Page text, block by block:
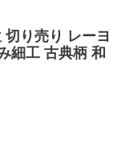
り売り レーヨ
細工 古典柄 和